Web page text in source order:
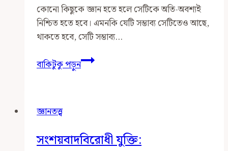
কোনো কিছুকে জ্ঞান হতে হলে সেটিকে অতি-অবশ্যই
নিশ্চিত হতে হবে। এমনকি যেটি সম্ভাব্য সেটিতেও আছে,
থাকতে হবে, সেটি সম্ভাব্য…
বাকিটুকু পড়ুনফিলোসফিক্যাল
টুইটস
(certainty)
জ্ঞানতত্ত্ব
সংশয়বাদবিরোধী যুক্তি: